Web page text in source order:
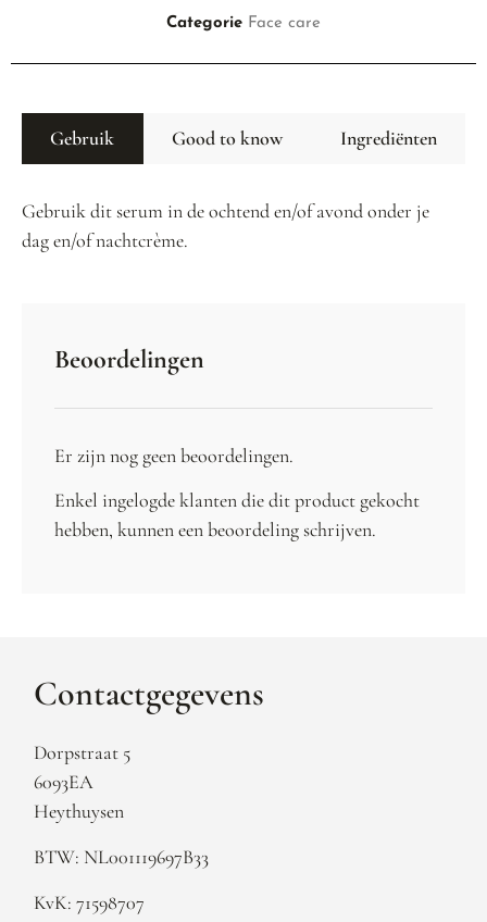
Categorie Face care
Gebruik Good to know Ingrediënten
Gebruik dit serum in de ochtend en/of avond onder je
dag en/of nachtcrème.
Beoordelingen
Er zijn nog geen beoordelingen.
Enkel ingelogde klanten die dit product gekocht
hebben, kunnen een beoordeling schrijven.
Contactgegevens
Dorpstraat 5
6093EA
Heythuysen
BTW: NL001119697B33
KvK: 71598707